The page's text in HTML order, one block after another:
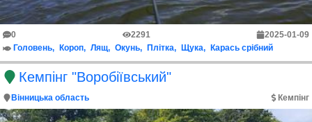
0 2291
2025-01-09
Головень
Короп Лящ Окунь Плітка Щука Карась срібний
Кемпінг "Воробіївський"
Вінницька область Кемпінг